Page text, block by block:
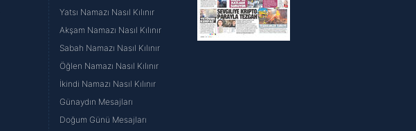
Yatsı Namazı Nasıl Kılınır
Akşam Namazı Nasıl Kılınır
Sabah Namazı Nasıl Kılınır
Öğlen Namazı Nasıl Kılınır
İkindi Namazı Nasıl Kılınır
Günaydın Mesajları
Doğum Günü Mesajları